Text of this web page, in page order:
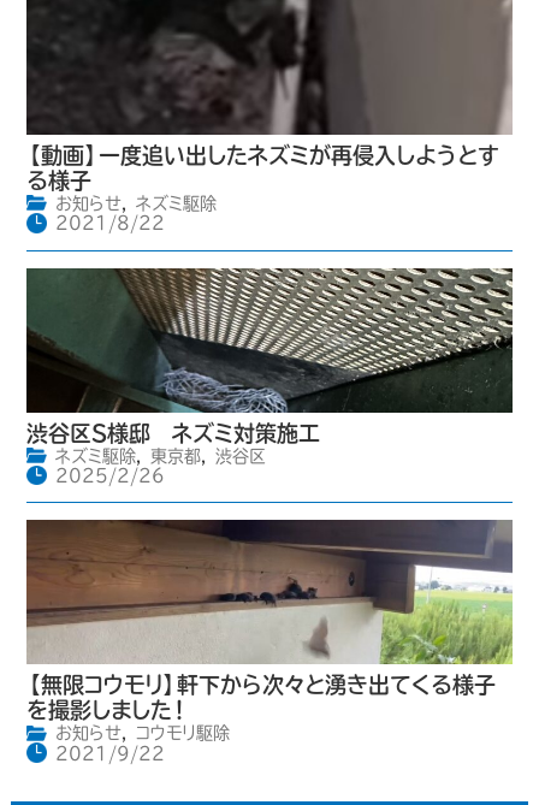
【動画】一度追い出したネズミが再侵入しようとす
る様子
お知らせ,
ネズミ駆除
2021/8/22
渋谷区S様邸 ネズミ対策施工
ネズミ駆除, 東京都,
渋谷区
2025/2/26
【無限コウモリ】軒下から次々と湧き出てくる様子
を撮影しました！
お知らせ,
コウモリ駆除
2021/9/22